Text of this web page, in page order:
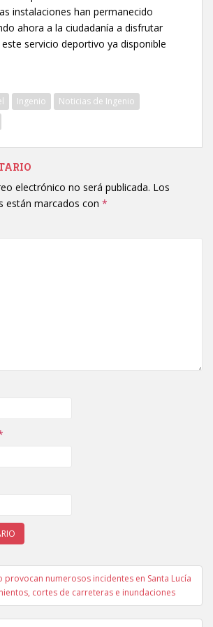
instalaciones han permanecido
ahora a la ciudadanía a disfrutar
servicio deportivo ya disponible
Ingenio
Noticias de Ingenio
electrónico no será publicada. Los
están marcados con *
de entradas
provocan numerosos incidentes en Santa Lucía
cortes de carreteras e inundaciones